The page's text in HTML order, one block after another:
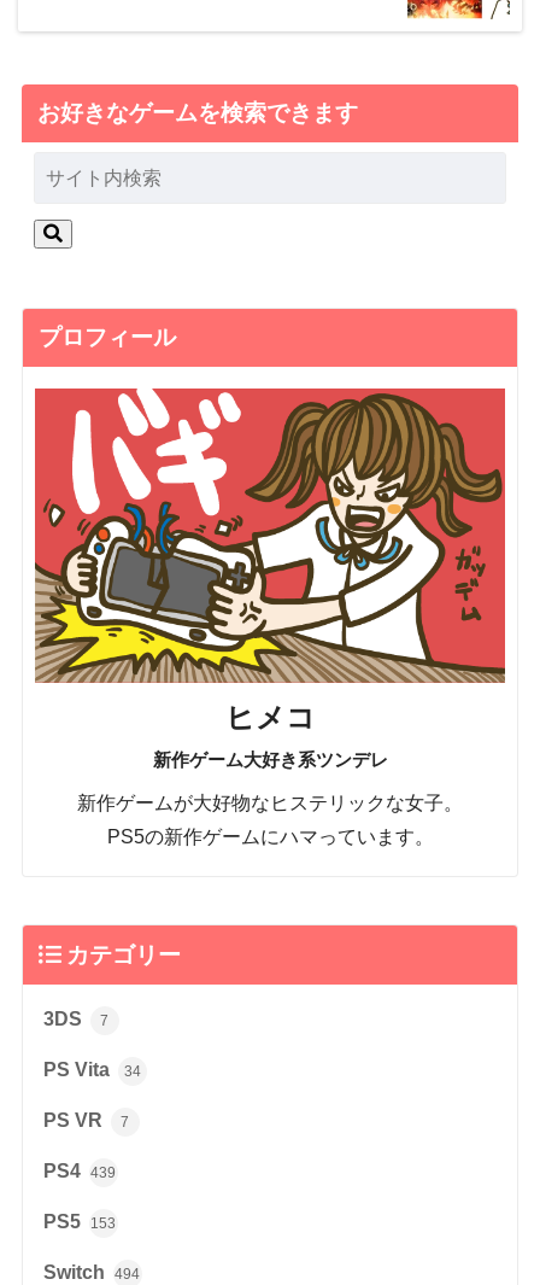
お好きなゲームを検索できます
プロフィール
ヒメコ
新作ゲーム大好き系ツンデレ
新作ゲームが大好物なヒステリックな女子。
PS5の新作ゲームにハマっています。
カテゴリー
3DS 7
PS Vita 34
PS VR 7
PS4 439
PS5 153
Switch 494